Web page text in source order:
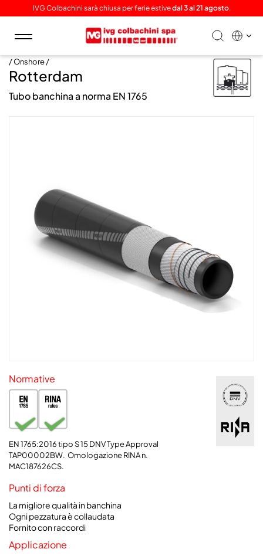
IVG Colbachini sarà chiusa per ferie estivedal 3 al 21 agosto.
Toggle
navigation
/ Onshore /
Rotterdam
Tubo banchina a norma EN 1765
Normative
EN 1765:2016 tipo S 15 DNV Type Approval
TAP00002BW. Omologazione RINA n.
MAC187626CS.
Punti di forza
La migliore qualità in banchina
Ogni pezzatura è collaudata
Fornito con raccordi
Applicazione